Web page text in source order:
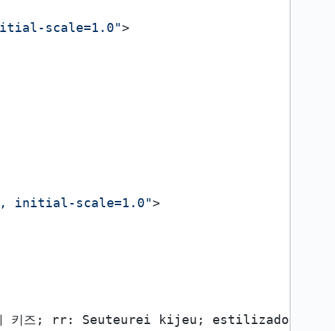
scale=1.0">
initial-scale=1.0">
키즈; rr: Seuteurei kijeu; estilizado como